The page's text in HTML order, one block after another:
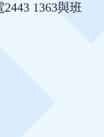
1363與班